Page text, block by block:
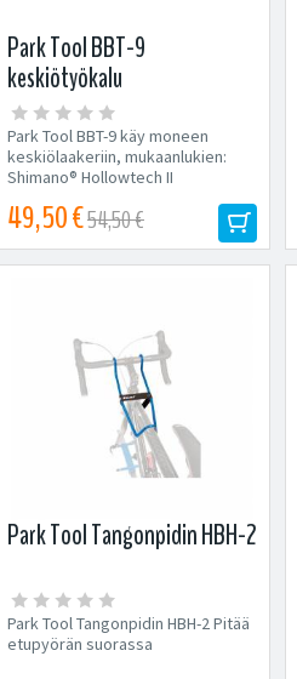
Park Tool BBT-9
keskiötyökalu
Park Tool BBT-9 käy moneen
keskiölaakeriin, mukaanlukien:
Shimano® Hollowtech II
49,50 €54,50 €
Park Tool Tangonpidin HBH-2
Park Tool Tangonpidin HBH-2 Pitää
etupyörän suorassa